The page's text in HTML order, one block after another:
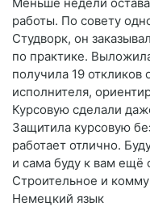
работы. По совету
Студворк, он
по практике.
получила 19 откликов
исполнителя,
Курсовую сделали
Защитила курсовую
работает отлично.
и сама буду к вам ещё
Строительное и
Немецкий язык